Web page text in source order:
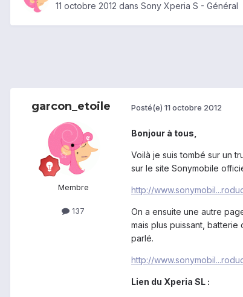
11 octobre 2012 dans Sony Xperia S - Général
garcon_etoile
Membre
137
Posté(e) 11 octobre 2012
Bonjour à tous,
Voilà je suis tombé sur un
sur le site Sonymobile
http://
On a ensuite une autre
mais plus puissant,
parlé.
http://
Lien du Xperia SL :